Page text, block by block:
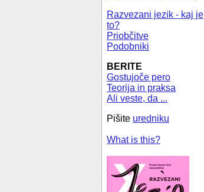
Razvezani jezik - kaj je
to?
Priobčitve
Podobniki
BERITE
Gostujoče pero
Teorija in praksa
Ali veste, da ...
Pišite uredniku
What is this?